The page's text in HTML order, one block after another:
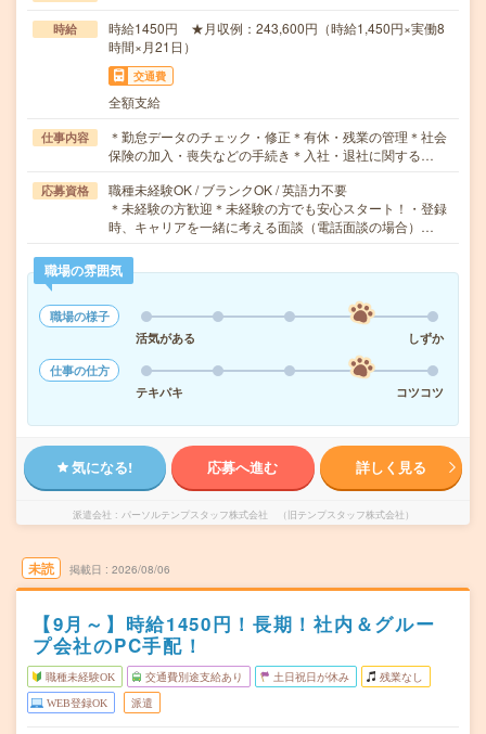
時給
時給1450円 ★月収例：243,600円（時給1,450円×実働8
時間×月21日）
交通費
全額支給
仕事内容
＊勤怠データのチェック・修正＊有休・残業の管理＊社会
保険の加入・喪失などの手続き＊入社・退社に関する…
応募資格
職種未経験OK / ブランクOK / 英語力不要
＊未経験の方歓迎＊未経験の方でも安心スタート！・登録
時、キャリアを一緒に考える面談（電話面談の場合）…
職場の雰囲気
職場の様子
活気がある
しずか
仕事の仕方
テキパキ
コツコツ
気になる! 応募へ進む 詳しく見る
派遣会社 パーソルテンプスタッフ株式会社 （旧テンプスタッフ株式会社）
未読 掲載日 2026/08/06
【9月～】時給1450円！長期！社内＆グルー
プ会社のPC手配！
職種未経験OK 交通費別途支給あり 土日祝日が休み 残業なし
WEB登録OK 派遣